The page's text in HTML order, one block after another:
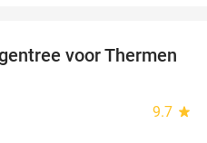
25%
voor Thermen
9.7 star